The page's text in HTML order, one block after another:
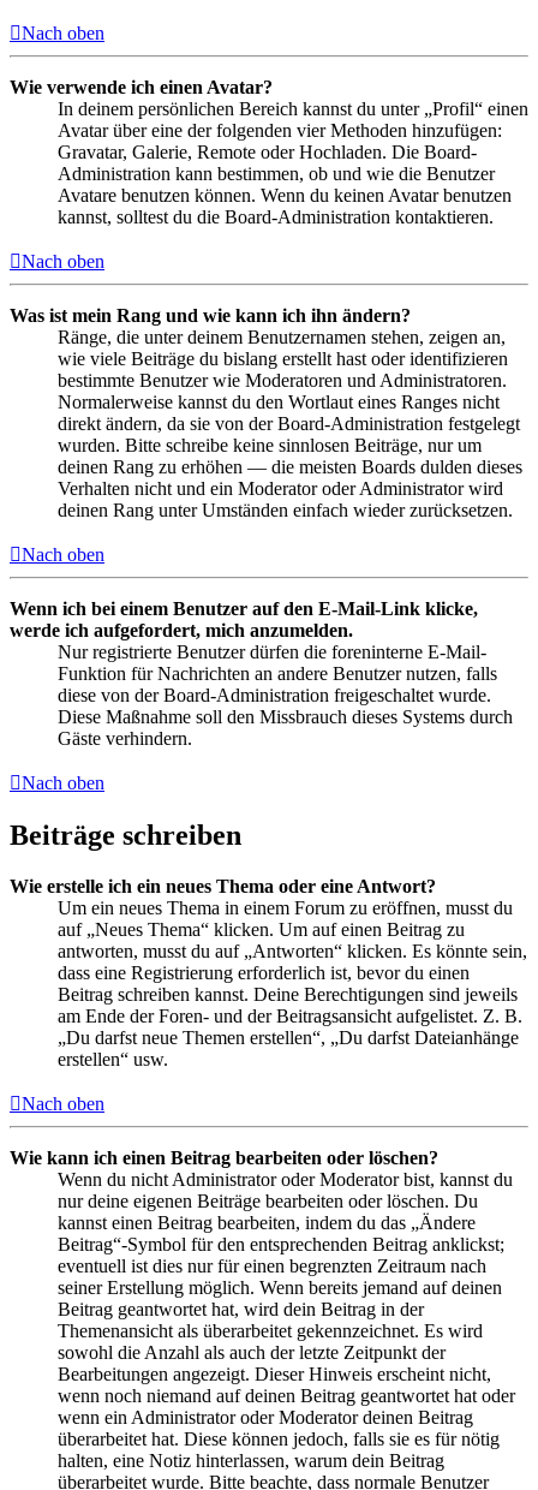
Nach oben
Wie verwende ich einen Avatar?
In deinem persönlichen Bereich kannst du unter „Profil“ einen
Avatar über eine der folgenden vier Methoden hinzufügen:
Gravatar, Galerie, Remote oder Hochladen. Die Board-
Administration kann bestimmen, ob und wie die Benutzer
Avatare benutzen können. Wenn du keinen Avatar benutzen
kannst, solltest du die Board-Administration kontaktieren.
Nach oben
Was ist mein Rang und wie kann ich ihn ändern?
Ränge, die unter deinem Benutzernamen stehen, zeigen an,
wie viele Beiträge du bislang erstellt hast oder identifizieren
bestimmte Benutzer wie Moderatoren und Administratoren.
Normalerweise kannst du den Wortlaut eines Ranges nicht
direkt ändern, da sie von der Board-Administration festgelegt
wurden. Bitte schreibe keine sinnlosen Beiträge, nur um
deinen Rang zu erhöhen — die meisten Boards dulden dieses
Verhalten nicht und ein Moderator oder Administrator wird
deinen Rang unter Umständen einfach wieder zurücksetzen.
Nach oben
Wenn ich bei einem Benutzer auf den E-Mail-Link klicke,
werde ich aufgefordert, mich anzumelden.
Nur registrierte Benutzer dürfen die foreninterne E-Mail-
Funktion für Nachrichten an andere Benutzer nutzen, falls
diese von der Board-Administration freigeschaltet wurde.
Diese Maßnahme soll den Missbrauch dieses Systems durch
Gäste verhindern.
Nach oben
Beiträge schreiben
Wie erstelle ich ein neues Thema oder eine Antwort?
Um ein neues Thema in einem Forum zu eröffnen, musst du
auf „Neues Thema“ klicken. Um auf einen Beitrag zu
antworten, musst du auf „Antworten“ klicken. Es könnte sein,
dass eine Registrierung erforderlich ist, bevor du einen
Beitrag schreiben kannst. Deine Berechtigungen sind jeweils
am Ende der Foren- und der Beitragsansicht aufgelistet. Z. B.
„Du darfst neue Themen erstellen“, „Du darfst Dateianhänge
erstellen“ usw.
Nach oben
Wie kann ich einen Beitrag bearbeiten oder löschen?
Wenn du nicht Administrator oder Moderator bist, kannst du
nur deine eigenen Beiträge bearbeiten oder löschen. Du
kannst einen Beitrag bearbeiten, indem du das „Ändere
Beitrag“-Symbol für den entsprechenden Beitrag anklickst;
eventuell ist dies nur für einen begrenzten Zeitraum nach
seiner Erstellung möglich. Wenn bereits jemand auf deinen
Beitrag geantwortet hat, wird dein Beitrag in der
Themenansicht als überarbeitet gekennzeichnet. Es wird
sowohl die Anzahl als auch der letzte Zeitpunkt der
Bearbeitungen angezeigt. Dieser Hinweis erscheint nicht,
wenn noch niemand auf deinen Beitrag geantwortet hat oder
wenn ein Administrator oder Moderator deinen Beitrag
überarbeitet hat. Diese können jedoch, falls sie es für nötig
halten, eine Notiz hinterlassen, warum dein Beitrag
überarbeitet wurde. Bitte beachte, dass normale Benutzer